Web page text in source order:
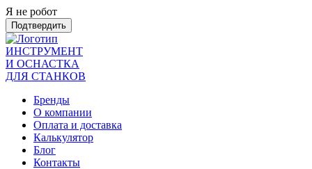
Я не робот
Подтвердить
ИНСТРУМЕНТ
И ОСНАСТКА
ДЛЯ СТАНКОВ
Бренды
О компании
Оплата и доставка
Калькулятор
Блог
Контакты